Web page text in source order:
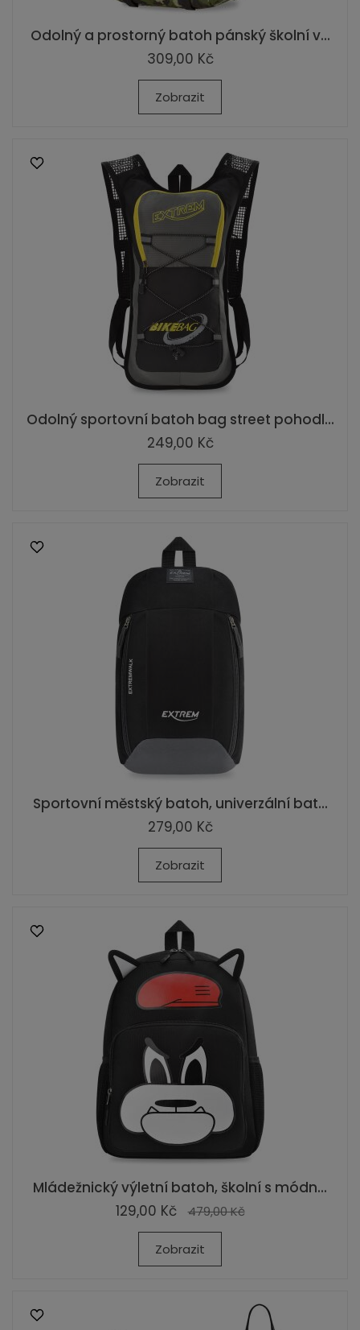
Odolný a prostorný batoh pánský školní v...
309,00 Kč
Zobrazit
Odolný sportovní batoh bag street pohodl...
249,00 Kč
Zobrazit
Sportovní městský batoh, univerzální bat...
279,00 Kč
Zobrazit
Mládežnický výletní batoh, školní s módn...
129,00 Kč
479,00 Kč
Zobrazit